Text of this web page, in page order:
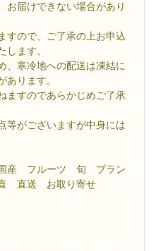
お届けできない場合があり
すので、ご了承の上お申込
します。
寒冷地への配送は凍結に
あります。
ますのであらかじめご了承
等がございますが中身には
産 フルーツ 旬 ブラン
直送 お取り寄せ